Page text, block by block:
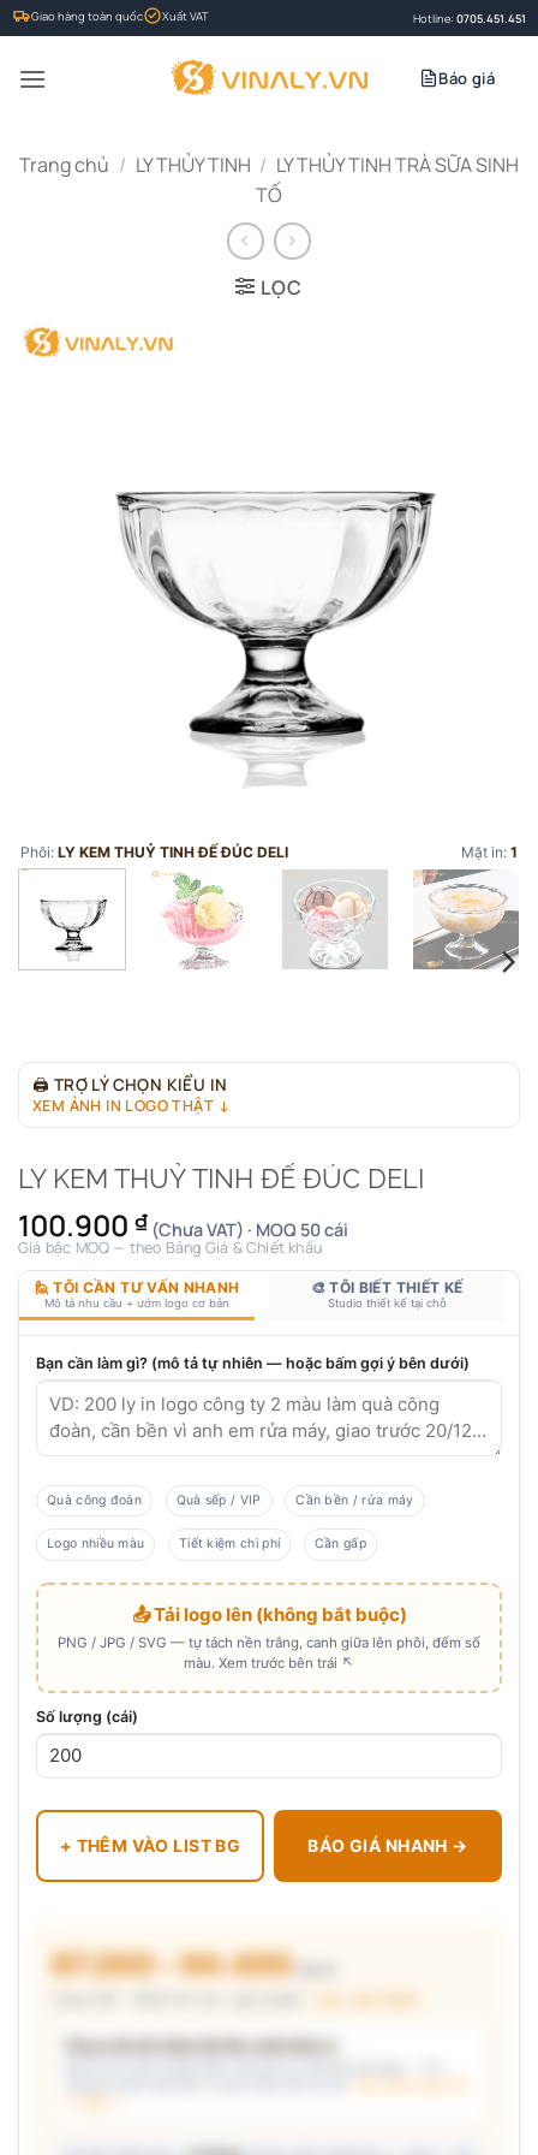
Bỏ
qua
nội
Giao hàng toàn quốc Xuất VAT Hotline: 0705.451.451
Báo giá
Trang chủ / LY THỦY TINH / LY THỦY TINH TRÀ SỮA SINH
TỐ
LỌC
Phôi: LY KEM THUỶ TINH ĐẾ ĐÚC DELI Mặt in: 1
🖨 TRỢ LÝ CHỌN KIỂU IN
XEM ẢNH IN LOGO THẬT ↓
LY KEM THUỶ TINH ĐẾ ĐÚC DELI
100.900 ₫ (Chưa VAT) · MOQ 50 cái
Giá bậc MOQ — theo Bảng Giá & Chiết khấu
🙋 TÔI CẦN TƯ VẤN NHANH
Mô tả nhu cầu + ướm logo cơ bản
🎨 TÔI BIẾT THIẾT KẾ
Studio thiết kế tại chỗ
Bạn cần làm gì? (mô tả tự nhiên — hoặc bấm gợi ý bên dưới)
Quà công đoàn Quà sếp / VIP Cần bền / rửa máy
Logo nhiều màu Tiết kiệm chi phí Cần gấp
📤 Tải logo lên (không bắt buộc)
PNG / JPG / SVG — tự tách nền trắng, canh giữa lên phôi, đếm số
màu. Xem trước bên trái ↖
Số lượng (cái)
+ THÊM VÀO LIST BG BÁO GIÁ NHANH →
87.200 – 94.400